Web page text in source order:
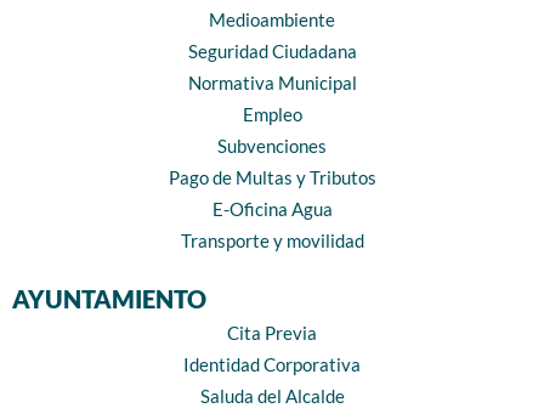
Medioambiente
Seguridad Ciudadana
Normativa Municipal
Empleo
Subvenciones
Pago de Multas y Tributos
E-Oficina Agua
Transporte y movilidad
AYUNTAMIENTO
Cita Previa
Identidad Corporativa
Saluda del Alcalde